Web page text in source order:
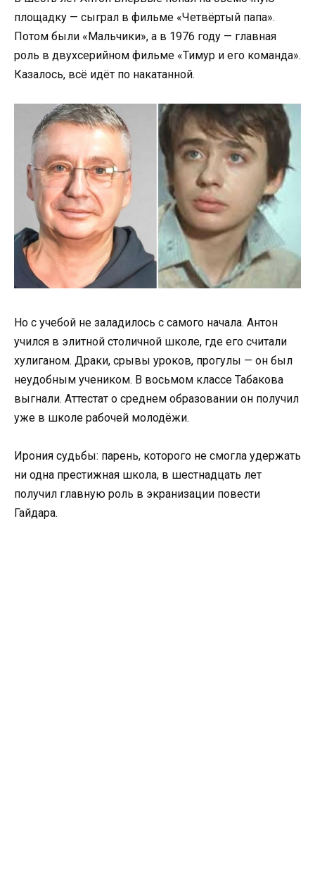
площадку — сыграл в фильме «Четвёртый папа».
Потом были «Мальчики», а в 1976 году — главная
роль в двухсерийном фильме «Тимур и его команда».
Казалось, всё идёт по накатанной.
Но с учебой не заладилось с самого начала. Антон
учился в элитной столичной школе, где его считали
хулиганом. Драки, срывы уроков, прогулы — он был
неудобным учеником. В восьмом классе Табакова
выгнали. Аттестат о среднем образовании он получил
уже в школе рабочей молодёжи.
Ирония судьбы: парень, которого не смогла удержать
ни одна престижная школа, в шестнадцать лет
получил главную роль в экранизации повести
Гайдара.